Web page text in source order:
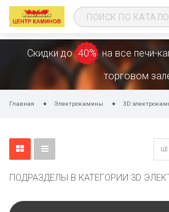
Скидки до 40% на все печи-
торговом
Главная Электрокамины 3D
ПОДРАЗДЕЛЫ В КАТЕГОРИИ 3D